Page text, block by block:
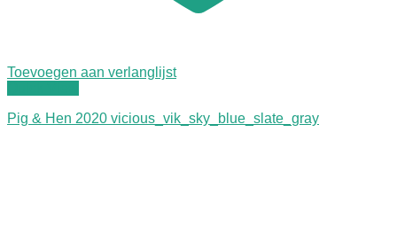
Toevoegen aan verlanglijst
Pig & Hen 2020 vicious_vik_sky_blue_slate_gray